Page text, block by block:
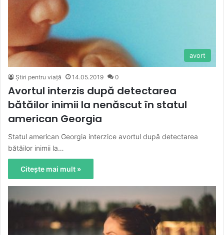
avort
Știri pentru viață 14.05.2019 0
Avortul interzis după detectarea
bătăilor inimii la nenăscut în statul
american Georgia
Statul american Georgia interzice avortul după detectarea
bătăilor inimii la…
Citește mai mult »